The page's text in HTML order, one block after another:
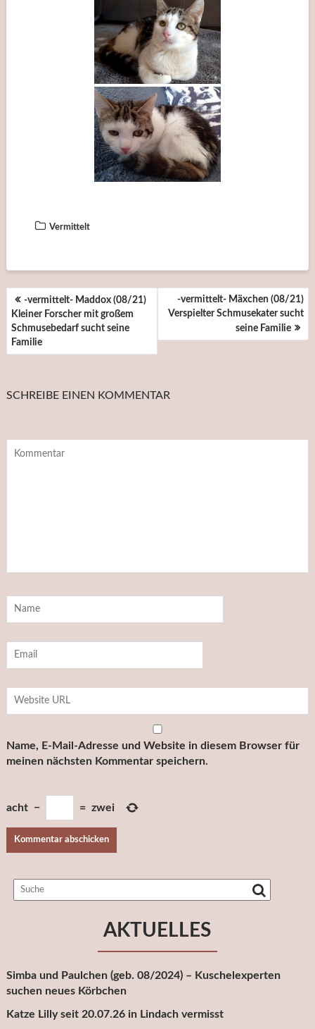
Vermittelt
BEITRAGSNAVIGATION
-vermittelt- Maddox (08/21)
Kleiner Forscher mit großem
Schmusebedarf sucht seine
Familie
-vermittelt- Mäxchen (08/21)
Verspielter Schmusekater sucht
seine Familie
SCHREIBE EINEN KOMMENTAR
Name, E-Mail-Adresse und Website in diesem Browser für
meinen nächsten Kommentar speichern.
acht − = zwei
AKTUELLES
Simba und Paulchen (geb. 08/2024) – Kuschelexperten
suchen neues Körbchen
Katze Lilly seit 20.07.26 in Lindach vermisst